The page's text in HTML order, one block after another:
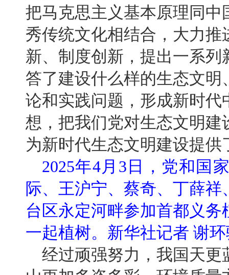
把马克思主义基本原理同
秀传统文化相结合，大力
新、制度创新，提出一系
答了建设什么样的生态文
论和实践问题，形成新时
想，把我们党对生态文明
为新时代生态文明建设提供
2025年4月3日，党和国
际、王沪宁、蔡奇、丁薛
台区永定河畔参加首都义
一起植树。新华社记者 谢
经过顽强努力，我国天